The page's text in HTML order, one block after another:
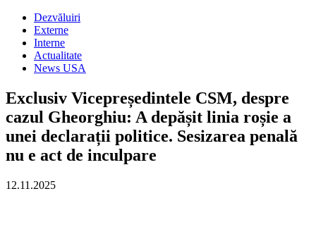
Dezvăluiri
Externe
Interne
Actualitate
News USA
Exclusiv Vicepreședintele CSM, despre
cazul Gheorghiu: A depășit linia roșie a
unei declarații politice. Sesizarea penală
nu e act de inculpare
12.11.2025